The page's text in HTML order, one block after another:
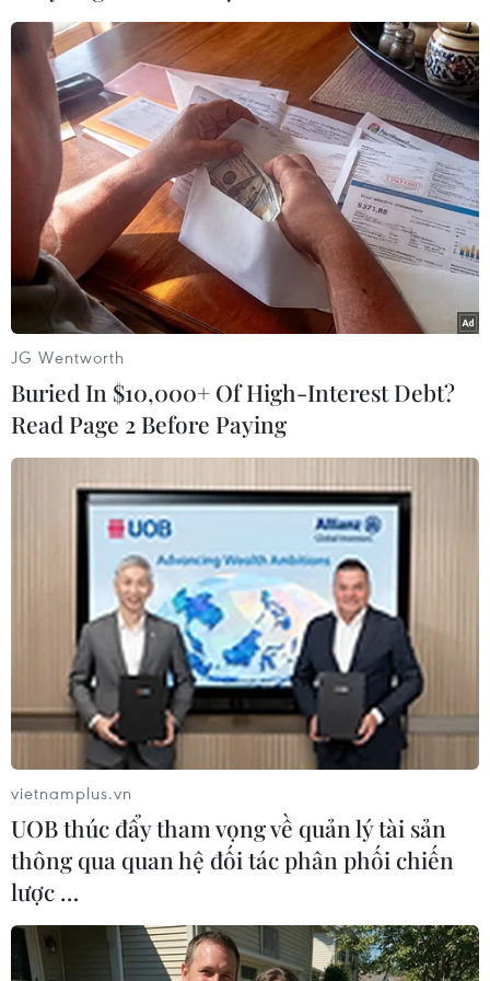
Cầu hiện nay có tĩnh không thông thuyền (khoảng cách từ mặt
nước đến gầm cầu) rất thấp. Vào mùa mưa bão khi mực nước
sông Đuống dâng cao, các tàu thuyền lớn không thể qua lại,
gây nghẽn mạch tuyến đường thủy nội địa quốc gia. (Ảnh: Hoài
Nam/Vietnam+)
Để giải quyết triệt để bài toán giao thông và logistics, Bộ Giao
thông vận tải đã triển khai Dự án nâng cấp tuyến vận tải thủy
dòng sông Đuống (xây mới cầu Đuống) với quy mô tách làm
hai cây cầu riêng biệt thay thế cho cầu cũ (Ảnh: Hoài
Nam/Vietnam+)
Cầu Đuống đường bộ mới được xây dựng về phía hạ lưu cách
JG Wentworth
Buried In $10,000+ Of High-Interest Debt?
Read Page 2 Before Paying
vietnamplus.vn
UOB thúc đẩy tham vọng về quản lý tài sản
thông qua quan hệ đối tác phân phối chiến
lược …